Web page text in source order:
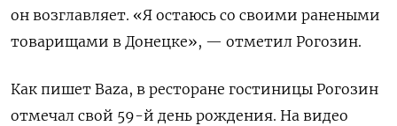
он возглавляет. «Я остаюсь со своими ранеными
товарищами в Донецке», — отметил Рогозин.
Как пишет Baza, в ресторане гостиницы Рогозин
отмечал свой 59-й день рождения. На видео